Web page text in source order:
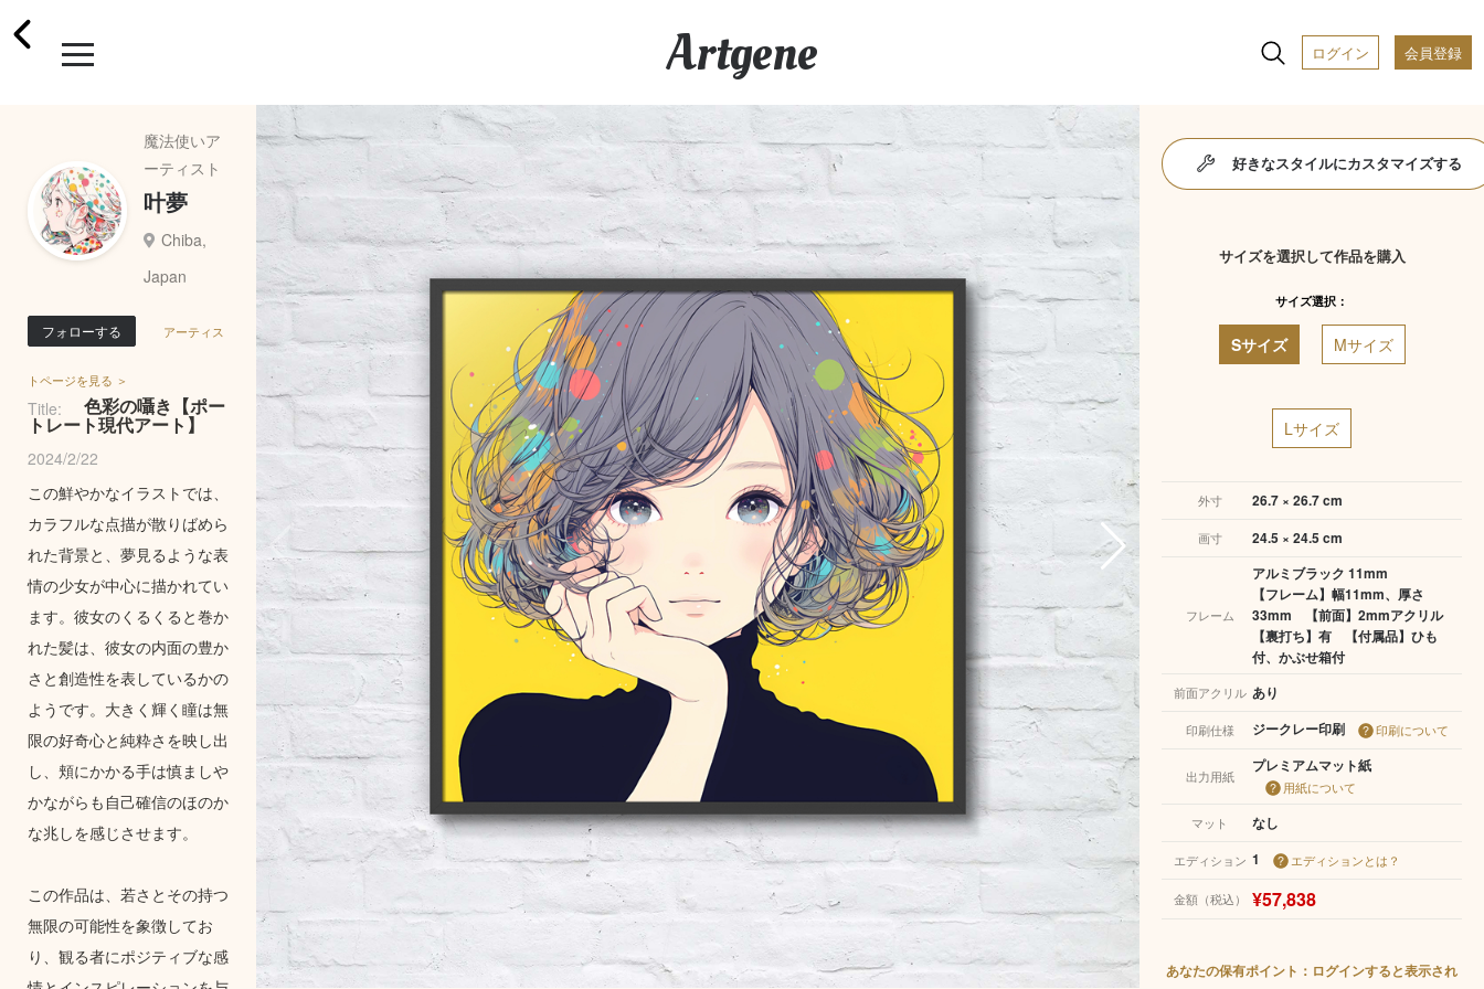
Artgene ログイン 会員登録
魔法使いア
ーティスト
叶夢
Chiba,
Japan
フォローする アーティス
トページを見る ＞
Title: 色彩の囁き【ポー
トレート現代アート】
2024/2/22
この鮮やかなイラストでは、
カラフルな点描が散りばめら
れた背景と、夢見るような表
情の少女が中心に描かれてい
ます。彼女のくるくると巻か
れた髪は、彼女の内面の豊か
さと創造性を表しているかの
ようです。大きく輝く瞳は無
限の好奇心と純粋さを映し出
し、頬にかかる手は慎ましや
かながらも自己確信のほのか
な兆しを感じさせます。
この作品は、若さとその持つ
無限の可能性を象徴してお
り、観る者にポジティブな感
好きなスタイルにカスタマイズする
サイズを選択して作品を購入
サイズ選択：
Sサイズ Mサイズ
Lサイズ
外寸 26.7 × 26.7 cm
画寸 24.5 × 24.5 cm
フレーム
アルミブラック 11mm
【フレーム】幅11mm、厚さ
33mm 【前面】2mmアクリル
【裏打ち】有 【付属品】ひも
付、かぶせ箱付
前面アクリル あり
印刷仕様 ジークレー印刷 印刷について
出力用紙
プレミアムマット紙
用紙について
マット
なし
エディション 1 エディションとは？
金額（税込） ¥57,838
あなたの保有ポイント：ログインすると表示され